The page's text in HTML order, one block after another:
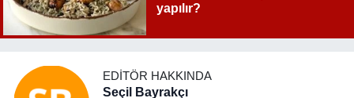
yapılır?
EDITÖR HAKKINDA
Seçil Bayrakçı